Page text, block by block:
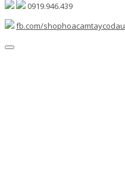
0919.946.439
fb.com/shophoacamtaycodau